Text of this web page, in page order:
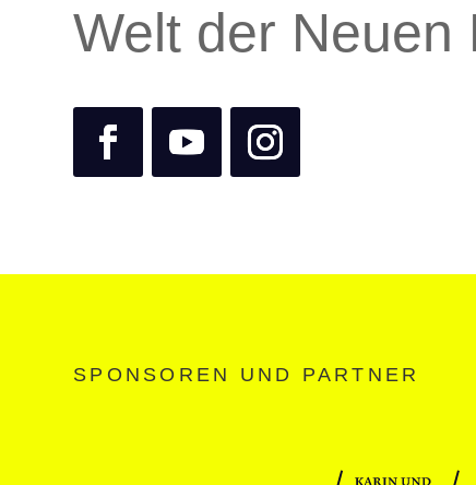
Welt der Neuen
SPONSOREN UND PARTNER